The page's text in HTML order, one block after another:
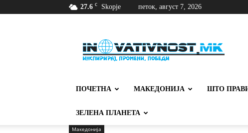
27.6 C Skopje петок, август 7, 2026
ПОЧЕТНА МАКЕДОНИЈА ШТО
ЗЕЛЕНА ПЛАНЕТА
Македонија